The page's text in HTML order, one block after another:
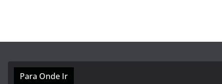
Para Onde Ir